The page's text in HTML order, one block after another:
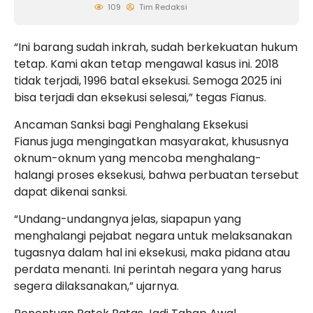
109 Tim Redaksi
“Ini barang sudah inkrah, sudah berkekuatan hukum
tetap. Kami akan tetap mengawal kasus ini. 2018
tidak terjadi, 1996 batal eksekusi. Semoga 2025 ini
bisa terjadi dan eksekusi selesai,” tegas Fianus.
Ancaman Sanksi bagi Penghalang Eksekusi
Fianus juga mengingatkan masyarakat, khususnya
oknum-oknum yang mencoba menghalang-
halangi proses eksekusi, bahwa perbuatan tersebut
dapat dikenai sanksi.
“Undang-undangnya jelas, siapapun yang
menghalangi pejabat negara untuk melaksanakan
tugasnya dalam hal ini eksekusi, maka pidana atau
perdata menanti. Ini perintah negara yang harus
segera dilaksanakan,” ujarnya.